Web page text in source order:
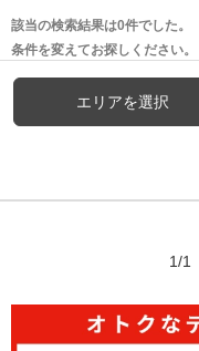
該当の検索結果は0件でした。
条件を変えてお探しください。
エリアを選択
1/1